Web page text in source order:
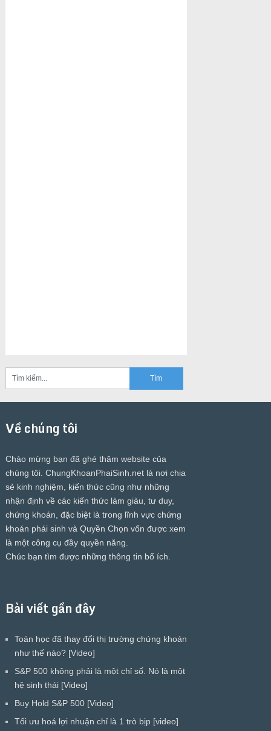
Về chúng tôi
Chào mừng bạn đã ghé thăm website của
chúng tôi. ChungKhoanPhaiSinh.netlà nơi chia
sẻ kinh nghiệm, kiến thức cũng như những
nhận định về các kiến thức làm giàu, tư duy,
chứng khoán, đặc biệt là trong lĩnh vực chứng
khoán phái sinh và Quyền Chọn vốn được xem
là một công cụ đầy quyền năng.
Chúc bạn tìm được những thông tin bổ ích.
Bài viết gần đây
Toán học đã thay đổi thị trường chứng khoán
như thế nào? [Video]
S&P 500 không phải là một chỉ số. Nó là một
hệ sinh thái [Video]
Buy Hold S&P 500 [Video]
Tối ưu hoá lợi nhuận chỉ là 1 trò bịp [video]